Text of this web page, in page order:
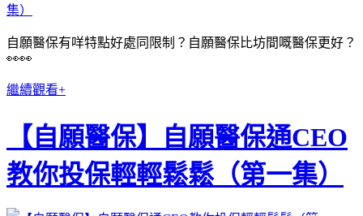
自願醫保有咩特點好處同限制？自願醫保比坊間嘅醫保更好？
👀👀
繼續觀看+
【自願醫保】自願醫保通CEO
教你投保輕輕鬆鬆（第一集）